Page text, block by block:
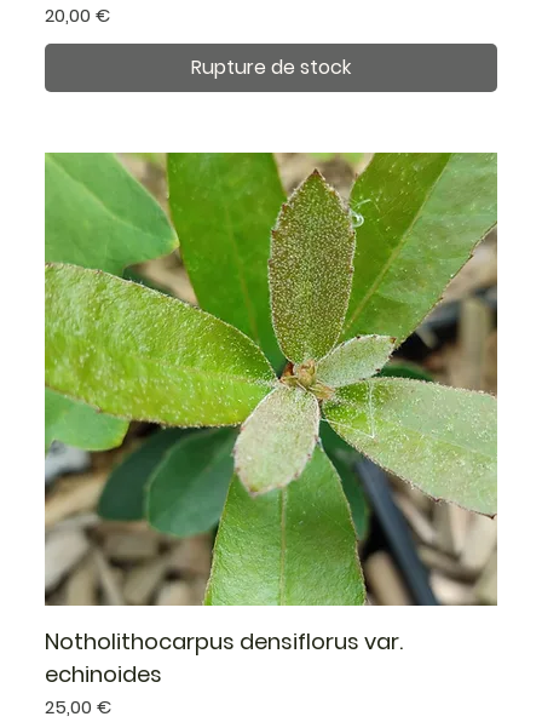
Prix
20,00 €
Rupture de stock
Notholithocarpus densiflorus var.
echinoides
Prix
25,00 €